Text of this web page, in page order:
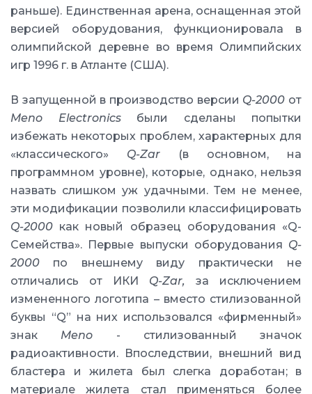
раньше). Единственная арена, оснащенная этой
версией оборудования, функционировала в
олимпийской деревне во время Олимпийских
игр 1996 г. в Атланте (США).
В запущенной в производство версии Q-2000 от
Meno Electronicsбыли сделаны попытки
избежать некоторых проблем, характерных для
«классического» Q-Zar (в основном, на
программном уровне), которые, однако, нельзя
назвать слишком уж удачными. Тем не менее,
эти модификации позволили классифицировать
Q-2000 как новый образец оборудования «Q-
Семейства». Первые выпуски оборудования Q-
2000 по внешнему виду практически не
отличались от ИКИ Q-Zar,
за исключением
измененного логотипа – вместо стилизованной
буквы “Q” на них использовался «фирменный»
знак Meno - стилизованный значок
радиоактивности. Впоследствии, внешний вид
бластера и жилета был слегка доработан; в
материале жилета стал применяться более